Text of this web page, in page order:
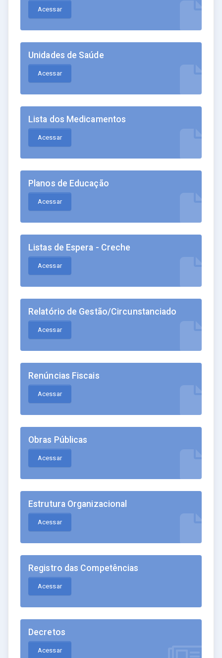
Acessar
Unidades de Saúde
Acessar
Lista dos Medicamentos
Acessar
Planos de Educação
Acessar
Listas de Espera - Creche
Acessar
Relatório de Gestão/Circunstanciado
Acessar
Renúncias Fiscais
Acessar
Obras Públicas
Acessar
Estrutura Organizacional
Acessar
Registro das Competências
Acessar
Decretos
Acessar